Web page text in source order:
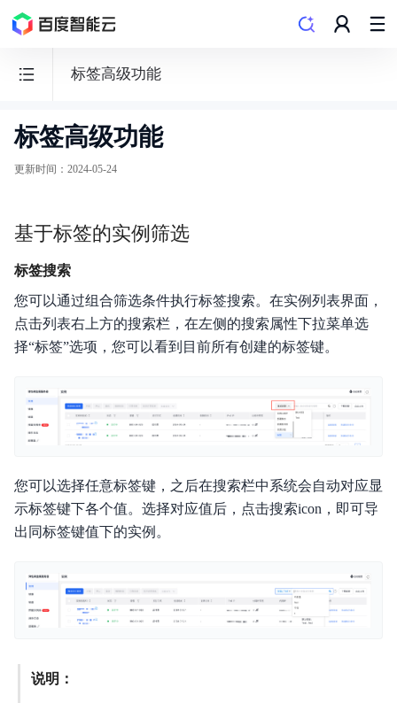
标签高级功能
弹
性
属
服
务
器
功能发布记录
产品定价
快速入门
典型实践
SDK
标签高级功能
更新时间 ： 2024-05-24
基于标签的实例筛选
标签搜索
您可以通过组合筛选条件执行标签搜索。在实例列表界面，
点击列表右上方的搜索栏，在左侧的搜索属性下拉菜单选
择“标签”选项，您可以看到目前所有创建的标签键。
您可以选择任意标签键，之后在搜索栏中系统会自动对应显
示标签键下各个值。选择对应值后，点击搜索icon，即可导
出同标签键值下的实例。
说明：